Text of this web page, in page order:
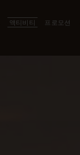
액티비티 프로모션